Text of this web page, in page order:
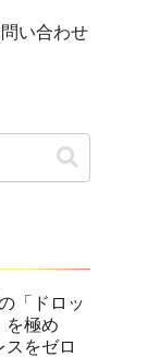
い合わせ
「ドロッ
を極め
スをゼロ